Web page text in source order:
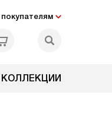
КОЛЛЕКЦИИ